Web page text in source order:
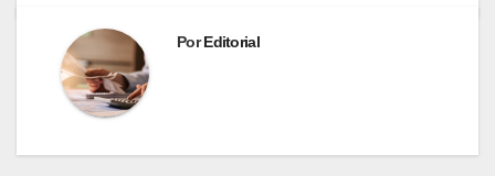
PorEditorial